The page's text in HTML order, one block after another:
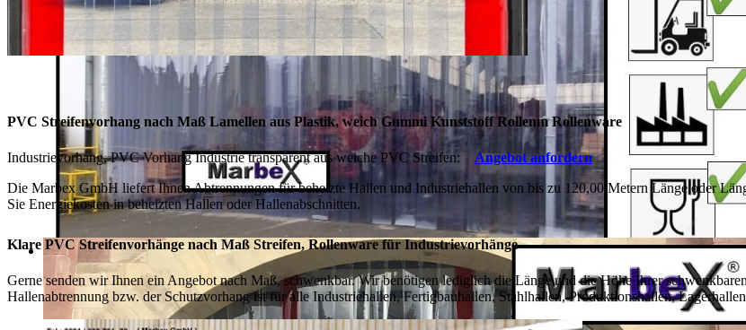
PVC Streifenvorhang nach Maß Lamellen aus Plastik, weich Gummi Kunststoff Rollenm Rollenware
Industrievorhang, PVC Vorhang Industrie transparent aus weiche PVC Streifen:
Angebot anfordern
Die Marbex GmbH liefert Ihnen Abtrennungen für beheizte Hallen und Industriehallen von bis zu 120,00 Metern Länge oder
Sie Energiekosten in beheizten Hallen oder Hallenabschnitten.
Klare PVC Streifenvorhänge nach Maß Streifen, Rollenware für Industrievorhänge
Gerne senden wir Ihnen ein Angebot nach Maß, schwenkbar. Wir benötigen lediglich die Länge und die Höhe Ihrer
Hallenabtrennung bzw. der Schutzvorhang ist für alle Industriehallen, Fertigbauhallen, Stahlhallen, Produktionshallen,